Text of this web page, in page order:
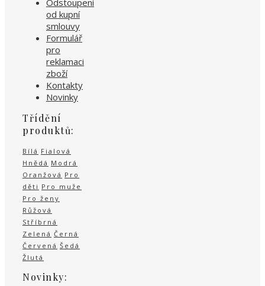
Odstoupení
od kupní
smlouvy
Formulář
pro
reklamaci
zboží
Kontakty
Novinky
Třídění
produktů:
Bílá Fialová
Hnědá Modrá
Oranžová Pro
děti Pro muže
Pro ženy
Růžová
Stříbrná
Zelená Černá
Červená Šedá
Žlutá
Novinky: